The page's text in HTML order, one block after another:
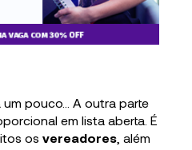
pouco… A outra parte
em lista aberta. É
osvereadores , além